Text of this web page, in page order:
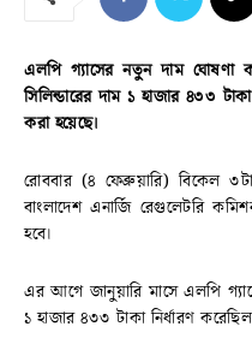
এলপি গ্যাসের নতুন দাম ঘোষণা
সিলিন্ডারের দাম ১ হাজার ৪৩৩
করা হয়েছে।
রোববার (৪ ফেব্রুয়ারি) বিকেল
বাংলাদেশ এনার্জি রেগুলেটরি
হবে।
এর আগে জানুয়ারি মাসে এলপি
১ হাজার ৪৩৩ টাকা নির্ধারণ